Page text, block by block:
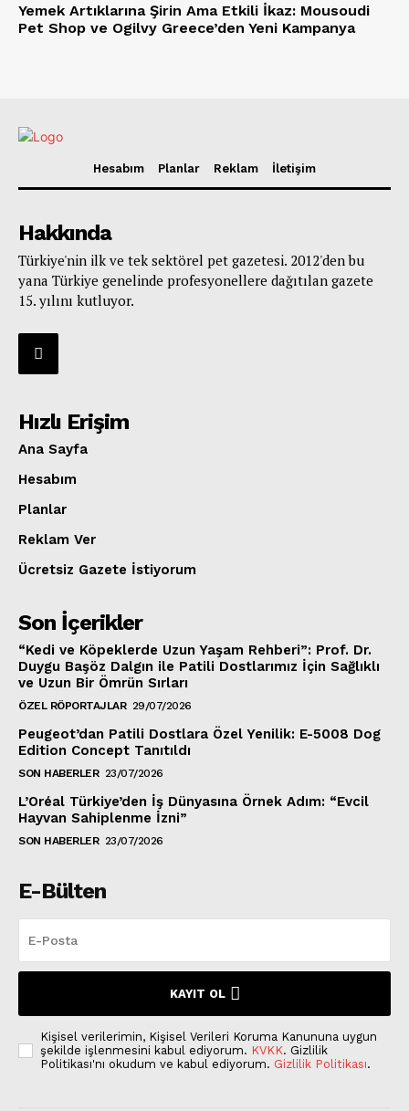
Yemek Artıklarına Şirin Ama Etkili İkaz: Mousoudi
Pet Shop ve Ogilvy Greece’den Yeni Kampanya
Hesabım Planlar Reklam İletişim
Hakkında
Türkiye'nin ilk ve tek sektörel pet gazetesi. 2012'den bu
yana Türkiye genelinde profesyonellere dağıtılan gazete
15. yılını kutluyor.
Hızlı Erişim
Ana Sayfa
Hesabım
Planlar
Reklam Ver
Ücretsiz Gazete İstiyorum
Son İçerikler
“Kedi ve Köpeklerde Uzun Yaşam Rehberi”: Prof. Dr.
Duygu Başöz Dalgın ile Patili Dostlarımız İçin Sağlıklı
ve Uzun Bir Ömrün Sırları
ÖZEL RÖPORTAJLAR 29/07/2026
Peugeot’dan Patili Dostlara Özel Yenilik: E-5008 Dog
Edition Concept Tanıtıldı
SON HABERLER 23/07/2026
L’Oréal Türkiye’den İş Dünyasına Örnek Adım: “Evcil
Hayvan Sahiplenme İzni”
SON HABERLER 23/07/2026
E-Bülten
KAYIT OL
Kişisel verilerimin, Kişisel Verileri Koruma Kanununa uygun
şekilde işlenmesini kabul ediyorum. KVKK. Gizlilik
Politikası'nı okudum ve kabul ediyorum. Gizlilik Politikası.